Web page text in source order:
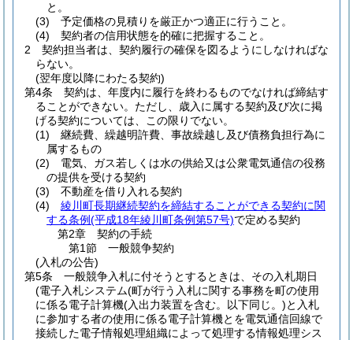
と。
(3)
予定価格の見積りを厳正かつ適正に行うこと。
(4)
契約者の信用状態を的確に把握すること。
2
契約担当者は、契約履行の確保を図るようにしなければな
らない。
(翌年度以降にわたる契約)
第4条
契約は、年度内に履行を終わるものでなければ締結す
ることができない。 ただし、歳入に属する契約及び次に掲
げる契約については、この限りでない。
(1)
継続費、繰越明許費、事故繰越し及び債務負担行為に
属するもの
(2)
電気、ガス若しくは水の供給又は公衆電気通信の役務
の提供を受ける契約
(3)
不動産を借り入れる契約
(4)
綾川町長期継続契約を締結することができる契約に関
する条例(平成18年綾川町条例第57号)で定める契約
第2章
契約の手続
第1節
一般競争契約
(入札の公告)
第5条
一般競争入札に付そうとするときは、その入札期日
(電子入札システム(町が行う入札に関する事務を町の使用
に係る電子計算機(入出力装置を含む。以下同じ。)と入札
に参加する者の使用に係る電子計算機とを電気通信回線で
接続した電子情報処理組織によって処理する情報処理シス